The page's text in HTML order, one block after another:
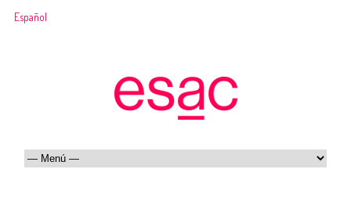
Español